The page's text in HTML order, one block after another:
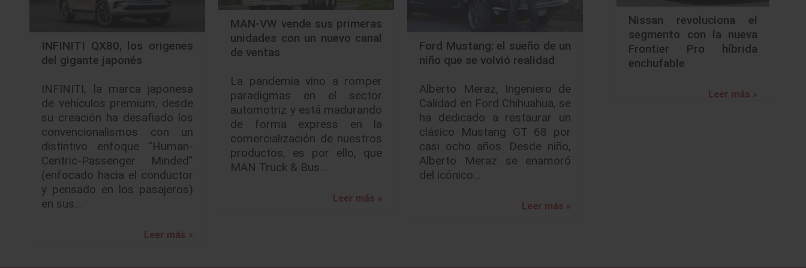
INFINITI QX80, los origenes
del gigante japonés
INFINITI, la marca japonesa
de vehículos premium, desde
su creación ha desafiado los
convencionalismos con un
distintivo enfoque “Human-
Centric-Passenger Minded”
(enfocado hacia el conductor
y pensado en los pasajeros)
en sus…
Leer más »
MAN-VW vende sus primeras
unidades con un nuevo canal
de ventas
La pandemia vino a romper
paradigmas en el sector
automotriz y está madurando
de forma express en la
comercialización de nuestros
productos, es por ello, que
MAN Truck & Bus…
Leer más »
Ford Mustang: el sueño de un
niño que se volvió realidad
Alberto Meraz, Ingeniero de
Calidad en Ford Chihuahua, se
ha dedicado a restaurar un
clásico Mustang GT 68 por
casi ocho años. Desde niño,
Alberto Meraz se enamoró
del icónico…
Leer más »
Nissan revoluciona el
segmento con la nueva
Frontier Pro híbrida
enchufable
Leer más »